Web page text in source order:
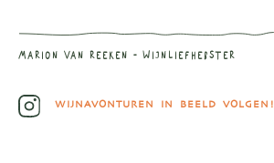
MARION VAN REEKEN - WIJNLIEFHEBSTER
WIJNAVONTUREN IN BEELD VOLGEN!